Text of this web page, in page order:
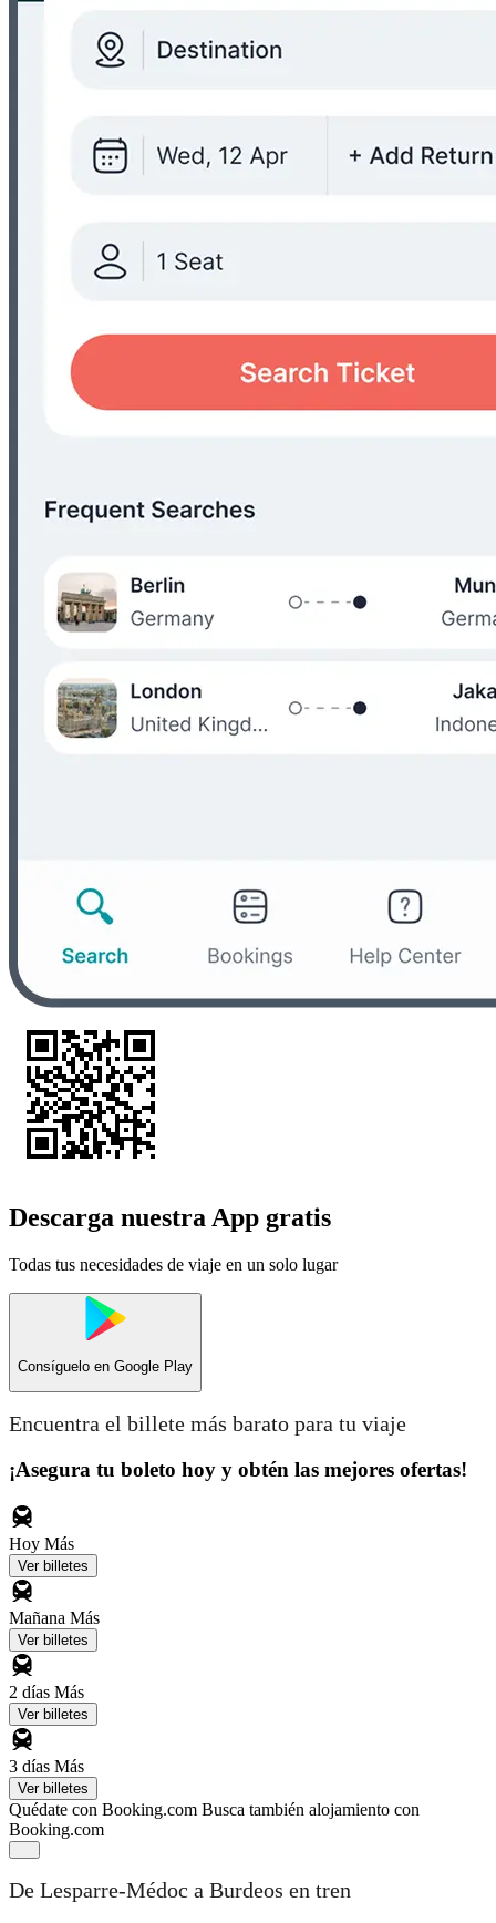
Descarga nuestra App gratis
Todas tus necesidades de viaje en un solo lugar
Consíguelo en Google Play
Encuentra el billete más barato para tu viaje
¡Asegura tu boleto hoy y obtén las mejores ofertas!
Hoy Más
Ver billetes
Mañana Más
Ver billetes
2 días Más
Ver billetes
3 días Más
Ver billetes
Quédate con Booking.com Busca también alojamiento con
Booking.com
De Lesparre-Médoc a Burdeos en tren